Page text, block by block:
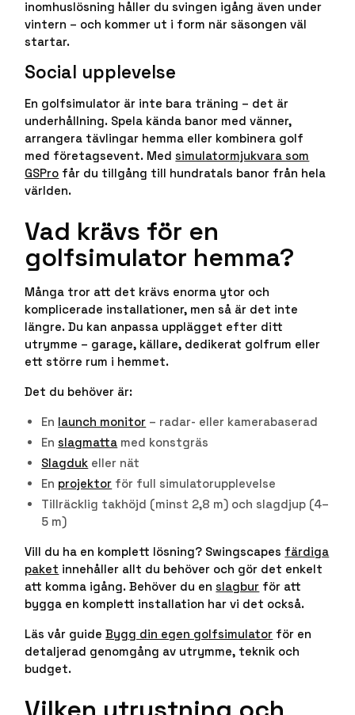
inomhuslösning håller du svingen igång även under
vintern – och kommer ut i form när säsongen väl
startar.
Social upplevelse
En golfsimulator är inte bara träning – det är
underhållning. Spela kända banor med vänner,
arrangera tävlingar hemma eller kombinera golf
med företagsevent. Medsimulatormjukvara som
GSPro får du tillgång till hundratals banor från hela
världen.
Vad krävs för en
golfsimulator hemma?
Många tror att det krävs enorma ytor och
komplicerade installationer, men så är det inte
längre. Du kan anpassa upplägget efter ditt
utrymme – garage, källare, dedikerat golfrum eller
ett större rum i hemmet.
Det du behöver är:
En launch monitor – radar- eller kamerabaserad
Enslagmatta med konstgräs
Slagduk eller nät
En projektor för full simulatorupplevelse
Tillräcklig takhöjd (minst 2,8 m) och slagdjup (4–
5 m)
Vill du ha en komplett lösning? Swingscapes färdiga
paket innehåller allt du behöver och gör det enkelt
att komma igång. Behöver du enslagbur för att
bygga en komplett installation har vi det också.
Läs vår guideBygg din egen golfsimulator för en
detaljerad genomgång av utrymme, teknik och
budget.